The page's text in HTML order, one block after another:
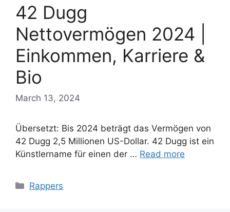
42 Dugg
Nettovermögen 2024 |
Einkommen, Karriere &
Bio
March 13, 2024
Übersetzt: Bis 2024 beträgt das Vermögen von
42 Dugg 2,5 Millionen US-Dollar. 42 Dugg ist ein
Künstlername für einen der … Read more
Categories
Rappers